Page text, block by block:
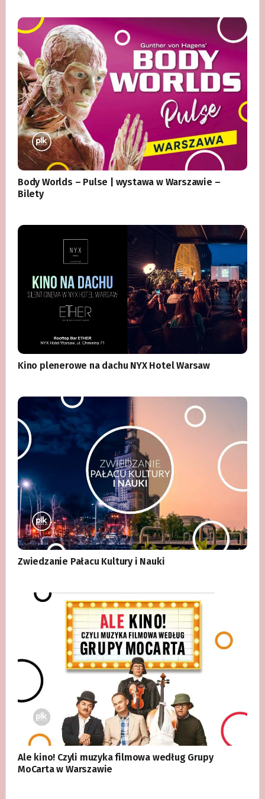
Body Worlds – Pulse | wystawa w Warszawie –
Bilety
Kino plenerowe na dachu NYX Hotel Warsaw
Zwiedzanie Pałacu Kultury i Nauki
Ale kino! Czyli muzyka filmowa według Grupy
MoCarta w Warszawie